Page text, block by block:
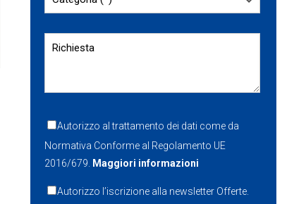
Autorizzo al trattamento dei dati come da
Normativa Conforme al Regolamento UE
2016/679.
Maggiori informazioni
Autorizzo l’iscrizione alla newsletter Offerte.